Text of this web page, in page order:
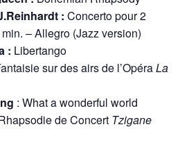
: Concerto pour 2
– Allegro (Jazz version)
: Libertango
sur des airs de l’OpéraLa
: What a wonderful world
de Concert Tzigane